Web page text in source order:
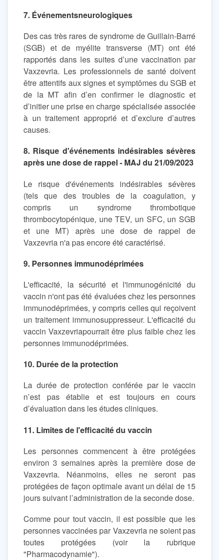
7. Événementsneurologiques
Des cas très rares de syndrome de Guillain-Barré
(SGB) et de myélite transverse (MT) ont été
rapportés dans les suites d’une vaccination par
Vaxzevria. Les professionnels de santé doivent
être attentifs aux signes et symptômes du SGB et
de la MT afin d’en confirmer le diagnostic et
d’initier une prise en charge spécialisée associée
à un traitement approprié et d’exclure d’autres
causes.
8. Risque d'événements indésirables sévères
après une dose de rappel - MAJ du 21/09/2023
Le risque d'événements indésirables sévères
(tels que des troubles de la coagulation, y
compris un syndrome thrombotique
thrombocytopénique, une TEV, un SFC, un SGB
et une MT) après une dose de rappel de
Vaxzevria n'a pas encore été caractérisé.
9. Personnes immunodéprimées
L'efficacité, la sécurité et l'immunogénicité du
vaccin n'ont pas été évaluées chez les personnes
immunodéprimées, y compris celles qui reçoivent
un traitement immunosuppresseur. L'efficacité du
vaccin Vaxzevriapourrait être plus faible chez les
personnes immunodéprimées.
10. Durée de la protection
La durée de protection conférée par le vaccin
n’est pas établie et est toujours en cours
d’évaluation dans les études cliniques.
11. Limites de l'efficacité du vaccin
Les personnes commencent à être protégées
environ 3 semaines après la première dose de
Vaxzevria. Néanmoins, elles ne seront pas
protégées de façon optimale avant un délai de 15
jours suivant l’administration de la seconde dose.
Comme pour tout vaccin, il est possible que les
personnes vaccinées par Vaxzevria ne soient pas
toutes protégées (voir la rubrique
"Pharmacodynamie").